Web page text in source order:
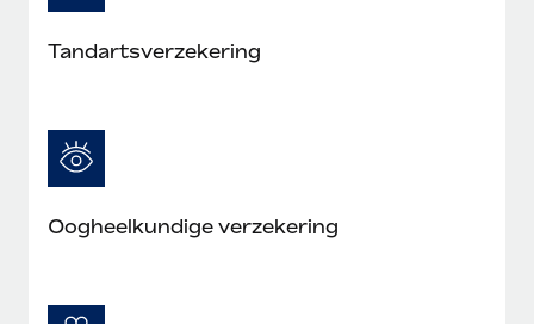
Tandartsverzekering
Oogheelkundige verzekering